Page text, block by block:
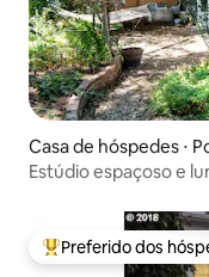
Casa de hóspedes ⋅
Estúdio espaçoso e
Entre os melhores
Preferido dos